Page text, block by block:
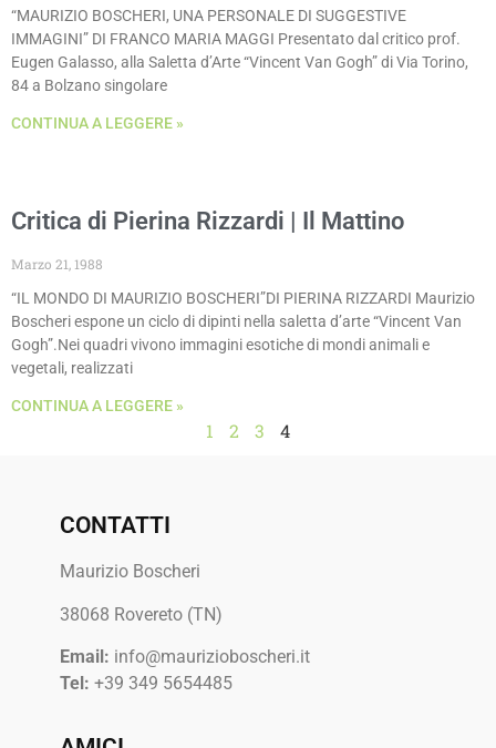
“MAURIZIO BOSCHERI, UNA PERSONALE DI SUGGESTIVE
IMMAGINI” DI FRANCO MARIA MAGGI Presentato dal critico prof.
Eugen Galasso, alla Saletta d’Arte “Vincent Van Gogh” di Via Torino,
84 a Bolzano singolare
CONTINUA A LEGGERE »
Critica di Pierina Rizzardi | Il Mattino
Marzo 21, 1988
“IL MONDO DI MAURIZIO BOSCHERI”DI PIERINA RIZZARDI Maurizio
Boscheri espone un ciclo di dipinti nella saletta d’arte “Vincent Van
Gogh”.Nei quadri vivono immagini esotiche di mondi animali e
vegetali, realizzati
CONTINUA A LEGGERE »
1 2 3 4
CONTATTI
Maurizio Boscheri
38068 Rovereto (TN)
Email: info@maurizioboscheri.it
Tel: +39 349 5654485